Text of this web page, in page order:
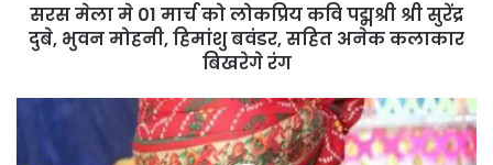
सरस मेला मे 01 मार्च को लोकप्रिय कवि पद्मश्री श्री सुरेंद्र
दुबे, भुवन मोहनी, हिमांशु बवंडर, सहित अनेक कलाकार
बिखरेगे रंग